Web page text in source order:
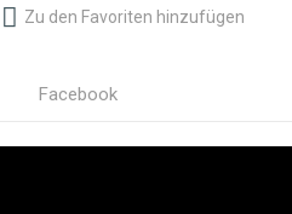
Zu den Favoriten hinzufügen
Facebook